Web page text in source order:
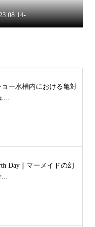
ー水槽内における亀対
Day｜マーメイドの幻